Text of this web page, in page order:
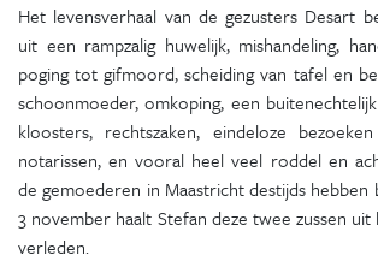
Het levensverhaal van de gezusters Desart
uit een rampzalig huwelijk, mishandeling,
poging tot gifmoord, scheiding van tafel en
schoonmoeder, omkoping, een
kloosters, rechtszaken, eindeloze
notarissen, en vooral heel veel roddel en
de gemoederen in Maastricht destijds hebben
3 november haalt Stefan deze twee zussen
verleden.